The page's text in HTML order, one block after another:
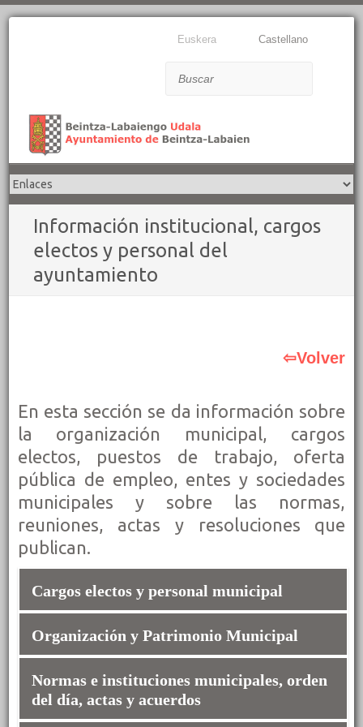
Euskera Castellano
Información institucional, cargos
electos y personal del
ayuntamiento
⇦Volver
En esta sección se da información sobre
la organización municipal, cargos
electos, puestos de trabajo, oferta
pública de empleo, entes y sociedades
municipales y sobre las normas,
reuniones, actas y resoluciones que
publican.
Cargos electos y personal municipal
Datos biográficos del alcalde/sa y concejales/as
incluyendo la dirección de email
Registro de intereses de actividades y de Bienes de
los altos cargos (Ley 19/2013)
Agenda institucional del alcalde/sa
Organización y Patrimonio Municipal
Órganos de Gobierno y funciones de los mismos
Órganos descentralizados, sociedades municipales,
funciones y enlace a sus webs.
Normas e instituciones municipales, orden
del día, actas y acuerdos